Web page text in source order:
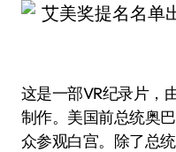
这是一部VR纪录片，
制作。美国前总统奥
众参观白宫。除了总